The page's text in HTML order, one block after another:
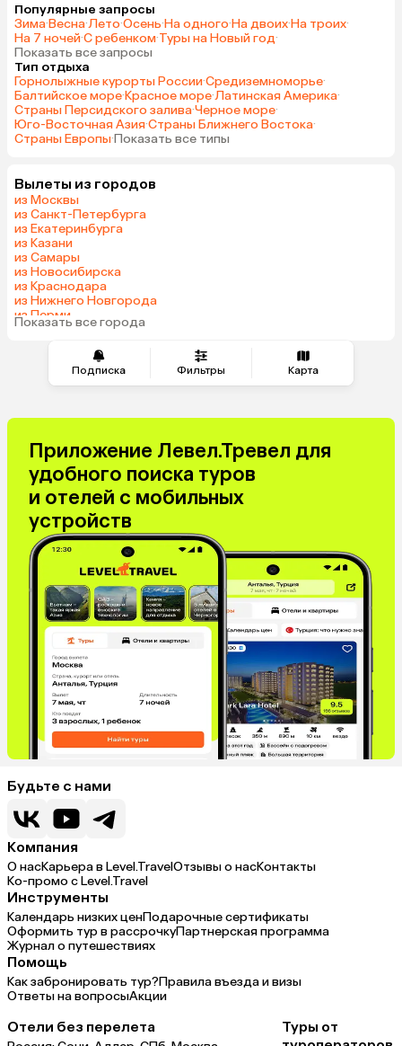
Подписка Фильтры Карта
Популярные запросы
Зима·Весна·Лето·Осень·На одного·На двоих·На троих·
На 7 ночей·С ребенком·Туры на Новый год·
Показать все запросы
Тип отдыха
Горнолыжные курорты России·Средиземноморье·
Балтийское море·Красное море·Латинская Америка·
Страны Персидского залива·Черное море·
Юго-Восточная Азия·Страны Ближнего Востока·
Страны Европы·Показать все типы
Вылеты из городов
из Москвы
из Санкт-Петербурга
из Екатеринбурга
из Казани
из Самары
из Новосибирска
из Краснодара
из Нижнего Новгорода
из Перми
из Сочи
Показать все города
Приложение Левел.Тревел для
удобного поиска туров
и отелей с мобильных
устройств
Будьте с нами
Компания
О насКарьера в Level.TravelОтзывы о насКонтакты
Ко-промо с Level.Travel
Инструменты
Календарь низких ценПодарочные сертификаты
Оформить тур в рассрочкуПартнерская программа
Журнал о путешествиях
Помощь
Как забронировать тур?Правила въезда и визы
Ответы на вопросыАкции
Отели без перелета
Туры от